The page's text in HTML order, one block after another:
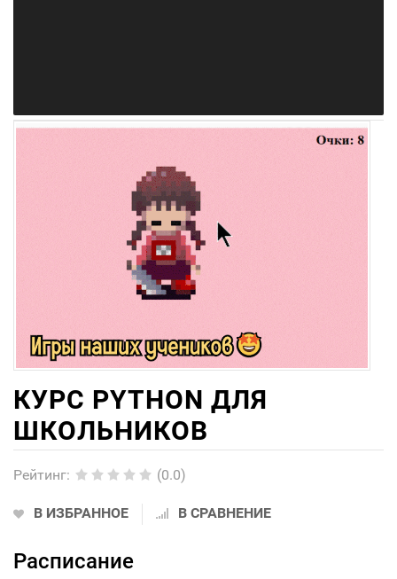
КУРС PYTHON ДЛЯ
ШКОЛЬНИКОВ
Рейтинг: (0.0)
В ИЗБРАННОЕ В СРАВНЕНИЕ
Расписание